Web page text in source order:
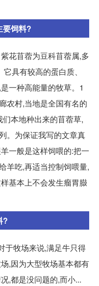
要饲料?
花苜蓿为豆科苜蓿属,多
具有较高的蛋白质、
一种高能量的牧草。1
农村,当地是全国有名的
本地种出来的苜蓿草,
。为保证我写的文章真
一般是这样饲喂的:把一
羊吃,再适当控制饲喂量,
基本上不会发生瘤胃臌
?
于牧场来说,满足牛只得
,因为大型牧场基本都有
,都是没问题的,而小...